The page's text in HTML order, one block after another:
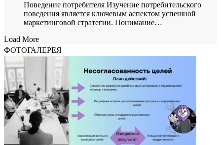
Поведение потребителя Изучение потребительского
поведения является ключевым аспектом успешной
маркетинговой стратегии. Понимание…
Load More
ФОТОГАЛЕРЕЯ